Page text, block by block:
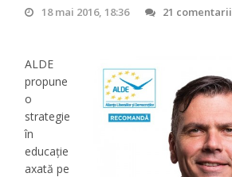
18 mai 2016, 18:36 21 comentarii
ALDE
propune
o
strategie
în
educație
axată pe